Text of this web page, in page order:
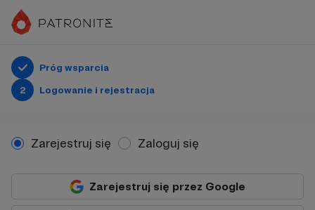
Próg wsparcia
2
Logowanie i rejestracja
Zarejestruj się Zaloguj się
Zarejestruj się przez Google